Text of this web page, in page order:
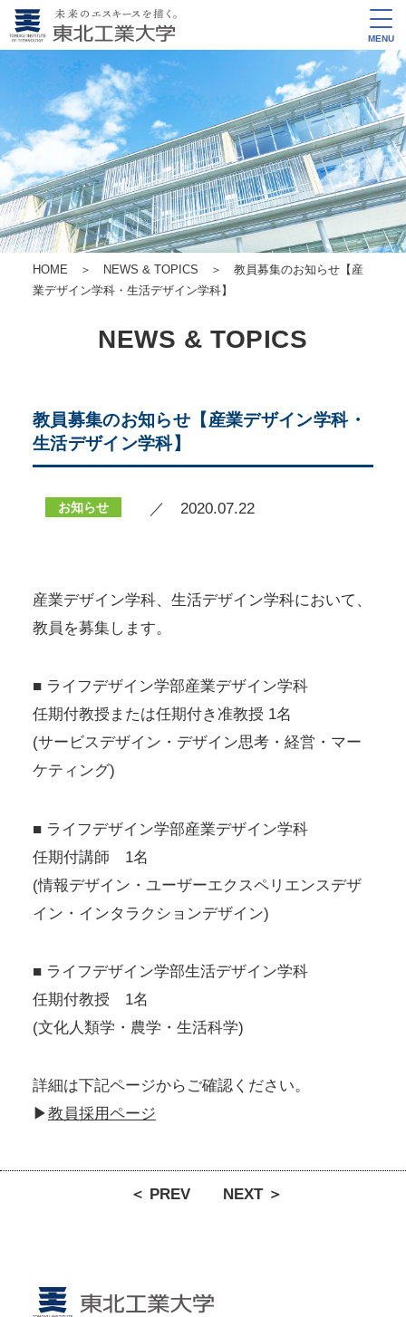
MENU
HOME ＞ NEWS & TOPICS ＞ 教員募集のお知らせ【産
業デザイン学科・生活デザイン学科】
NEWS & TOPICS
教員募集のお知らせ【産業デザイン学科・
生活デザイン学科】
お知らせ ／ 2020.07.22
産業デザイン学科、生活デザイン学科において、
教員を募集します。
■ ライフデザイン学部産業デザイン学科
任期付教授または任期付き准教授 1名
(サービスデザイン・デザイン思考・経営・マー
ケティング)
■ ライフデザイン学部産業デザイン学科
任期付講師 1名
(情報デザイン・ユーザーエクスペリエンスデザ
イン・インタラクションデザイン)
■ ライフデザイン学部生活デザイン学科
任期付教授 1名
(文化人類学・農学・生活科学)
詳細は下記ページからご確認ください。
▶教員採用ページ
＜ PREV NEXT ＞